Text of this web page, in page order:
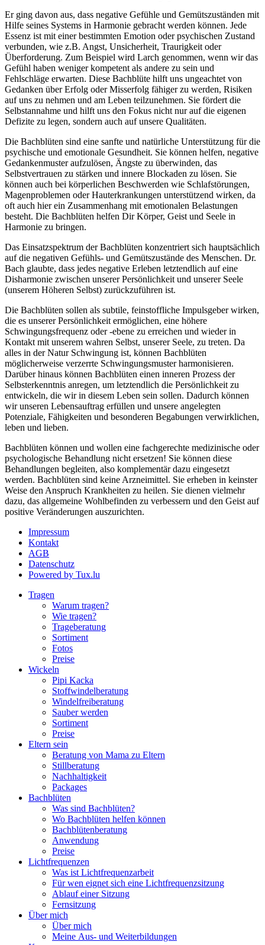
Er ging davon aus, dass negative Gefühle und Gemütszuständen mit
Hilfe seines Systems in Harmonie gebracht werden können. Jede
Essenz ist mit einer bestimmten Emotion oder psychischen Zustand
verbunden, wie z.B. Angst, Unsicherheit, Traurigkeit oder
Überforderung. Zum Beispiel wird Larch genommen, wenn wir das
Gefühl haben weniger kompetent als andere zu sein und
Fehlschläge erwarten. Diese Bachblüte hilft uns ungeachtet von
Gedanken über Erfolg oder Misserfolg fähiger zu werden, Risiken
auf uns zu nehmen und am Leben teilzunehmen. Sie fördert die
Selbstannahme und hilft uns den Fokus nicht nur auf die eigenen
Defizite zu legen, sondern auch auf unsere Qualitäten.
Die Bachblüten sind eine sanfte und natürliche Unterstützung für die
psychische und emotionale Gesundheit. Sie können helfen, negative
Gedankenmuster aufzulösen, Ängste zu überwinden, das
Selbstvertrauen zu stärken und innere Blockaden zu lösen. Sie
können auch bei körperlichen Beschwerden wie Schlafstörungen,
Magenproblemen oder Hauterkrankungen unterstützend wirken, da
oft auch hier ein Zusammenhang mit emotionalen Belastungen
besteht. Die Bachblüten helfen Dir Körper, Geist und Seele in
Harmonie zu bringen.
Das Einsatzspektrum der Bachblüten konzentriert sich hauptsächlich
auf die negativen Gefühls- und Gemütszustände des Menschen. Dr.
Bach glaubte, dass jedes negative Erleben letztendlich auf eine
Disharmonie zwischen unserer Persönlichkeit und unserer Seele
(unserem Höheren Selbst) zurückzuführen ist.
Die Bachblüten sollen als subtile, feinstoffliche Impulsgeber wirken,
die es unserer Persönlichkeit ermöglichen, eine höhere
Schwingungsfrequenz oder -ebene zu erreichen und wieder in
Kontakt mit unserem wahren Selbst, unserer Seele, zu treten. Da
alles in der Natur Schwingung ist, können Bachblüten
möglicherweise verzerrte Schwingungsmuster harmonisieren.
Darüber hinaus können Bachblüten einen inneren Prozess der
Selbsterkenntnis anregen, um letztendlich die Persönlichkeit zu
entwickeln, die wir in diesem Leben sein sollen. Dadurch können
wir unseren Lebensauftrag erfüllen und unsere angelegten
Potenziale, Fähigkeiten und besonderen Begabungen verwirklichen,
leben und lieben.
Bachblüten können und wollen eine fachgerechte medizinische oder
psychologische Behandlung nicht ersetzen! Sie können diese
Behandlungen begleiten, also komplementär dazu eingesetzt
werden. Bachblüten sind keine Arzneimittel. Sie erheben in keinster
Weise den Anspruch Krankheiten zu heilen. Sie dienen vielmehr
dazu, das allgemeine Wohlbefinden zu verbessern und den Geist auf
positive Veränderungen auszurichten.
Impressum
Kontakt
AGB
Datenschutz
Powered by Tux.lu
Tragen
Warum tragen?
Wie tragen?
Trageberatung
Sortiment
Fotos
Preise
Wickeln
Pipi Kacka
Stoffwindelberatung
Windelfreiberatung
Sauber werden
Sortiment
Preise
Eltern sein
Beratung von Mama zu Eltern
Stillberatung
Nachhaltigkeit
Packages
Bachblüten
Was sind Bachblüten?
Wo Bachblüten helfen können
Bachblütenberatung
Anwendung
Preise
Lichtfrequenzen
Was ist Lichtfrequenzarbeit
Für wen eignet sich eine Lichtfrequenzsitzung
Ablauf einer Sitzung
Fernsitzung
Über mich
Über mich
Meine Aus- und Weiterbildungen